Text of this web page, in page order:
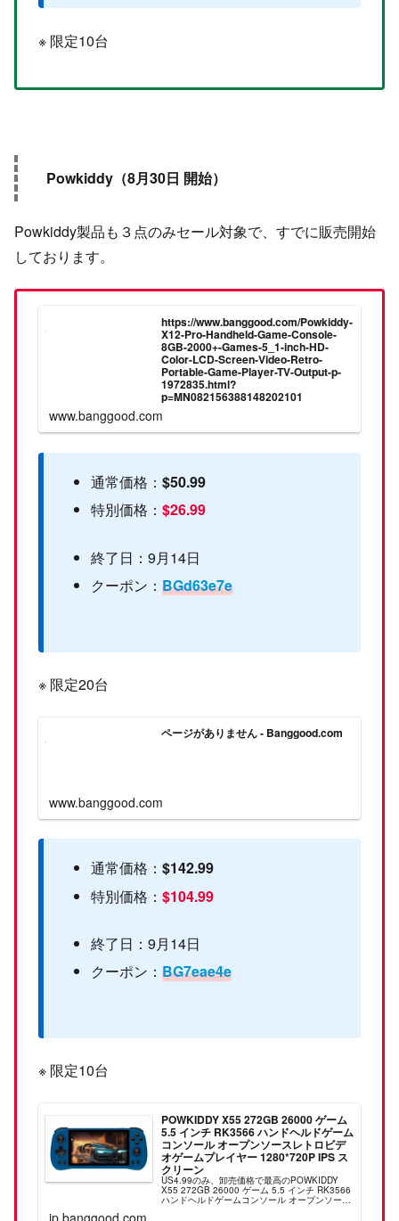
※ 限定10台
Powkiddy（8月30日 開始）
Powkiddy製品も３点のみセール対象で、すでに販売開始
しております。
https://www.banggood.com/Powkiddy-
X12-Pro-Handheld-Game-Console-
8GB-2000+-Games-5_1-inch-HD-
Color-LCD-Screen-Video-Retro-
Portable-Game-Player-TV-Output-p-
1972835.html?
p=MN082156388148202101
www.banggood.com
通常価格：$50.99
特別価格：$26.99
終了日：9月14日
クーポン：BGd63e7e
※ 限定20台
ページがありません - Banggood.com
www.banggood.com
通常価格：$142.99
特別価格：$104.99
終了日：9月14日
クーポン：BG7eae4e
※ 限定10台
POWKIDDY X55 272GB 26000 ゲーム
5.5 インチ RK3566 ハンドヘルドゲーム
コンソール オープンソースレトロビデ
オゲームプレイヤー 1280*720P IPS ス
クリーン
US4.99のみ、卸売価格で最高のPOWKIDDY
X55 272GB 26000 ゲーム 5.5 インチ RK3566
ハンドヘルドゲームコンソール オープンソース
レトロビデオゲームプレイヤー 1280*720P IPS
jp.banggood.com